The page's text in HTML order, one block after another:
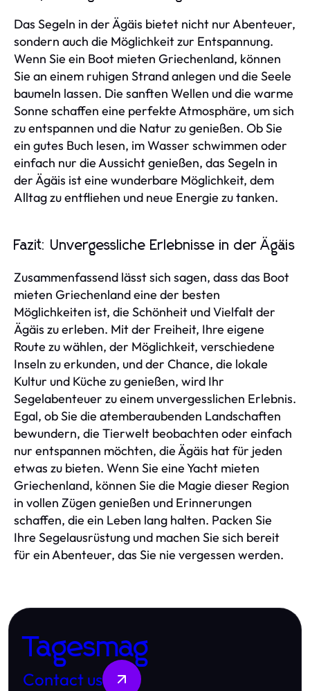
Das Segeln in der Ägäis bietet nicht nur Abenteuer,
sondern auch die Möglichkeit zur Entspannung.
Wenn Sie ein Boot mieten Griechenland, können
Sie an einem ruhigen Strand anlegen und die Seele
baumeln lassen. Die sanften Wellen und die warme
Sonne schaffen eine perfekte Atmosphäre, um sich
zu entspannen und die Natur zu genießen. Ob Sie
ein gutes Buch lesen, im Wasser schwimmen oder
einfach nur die Aussicht genießen, das Segeln in
der Ägäis ist eine wunderbare Möglichkeit, dem
Alltag zu entfliehen und neue Energie zu tanken.
Fazit: Unvergessliche Erlebnisse in der Ägäis
Zusammenfassend lässt sich sagen, dass das Boot
mieten Griechenland eine der besten
Möglichkeiten ist, die Schönheit und Vielfalt der
Ägäis zu erleben. Mit der Freiheit, Ihre eigene
Route zu wählen, der Möglichkeit, verschiedene
Inseln zu erkunden, und der Chance, die lokale
Kultur und Küche zu genießen, wird Ihr
Segelabenteuer zu einem unvergesslichen Erlebnis.
Egal, ob Sie die atemberaubenden Landschaften
bewundern, die Tierwelt beobachten oder einfach
nur entspannen möchten, die Ägäis hat für jeden
etwas zu bieten. Wenn Sie eine Yacht mieten
Griechenland, können Sie die Magie dieser Region
in vollen Zügen genießen und Erinnerungen
schaffen, die ein Leben lang halten. Packen Sie
Ihre Segelausrüstung und machen Sie sich bereit
für ein Abenteuer, das Sie nie vergessen werden.
Tagesmag
Contact us